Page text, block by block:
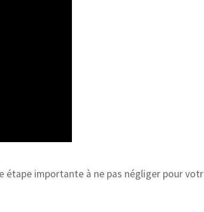
étape importante à ne pas négliger pour